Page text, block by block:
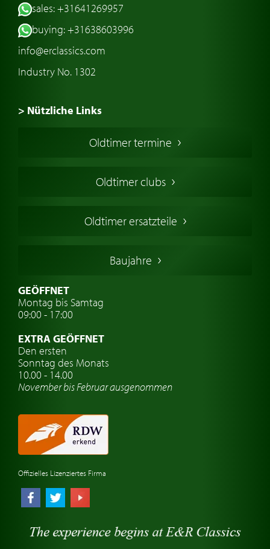
sales: +31641269957
buying: +31638603996
info@erclassics.com
Industry No. 1302
> Nützliche Links
Oldtimers in Europa
Englische Oldtimer
Deutsche Oldtimer
Schwedische Oldtimer
Oldtimer mit h-kennzeichen
Auto Oldtimer Markt
Oldtimer-Versicherung
Oldtimer-Clubs
Oldtimer-Reisen
Automarken uhren
Oldtimer termine
Oldtimer clubs
Oldtimer ersatzteile
Baujahre
GEÖFFNET
Montag bis Samtag
09:00 - 17:00
EXTRA GEÖFFNET
Den ersten
Sonntag des Monats
10.00 - 14.00
November bis Februar ausgenommen
Offizielles Lizenziertes Firma